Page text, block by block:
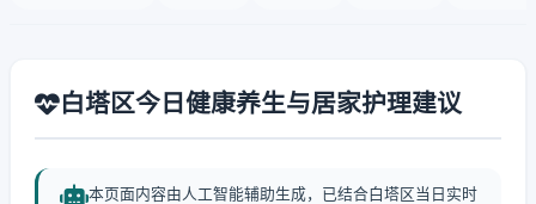
白塔区今日健康养生与居家护理建议
本页面内容由人工智能辅助生成，已结合白塔区当日实时